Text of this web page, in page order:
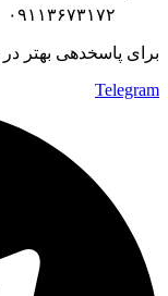
۰۹۱۱۳۶۷۳۱۷۲
برای پاسخدهی بهتر در
Telegram